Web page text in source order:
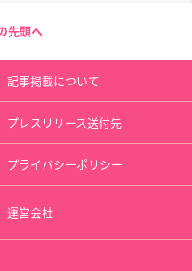
先頭へ
記事掲載について
プレスリリース送付先
プライバシーポリシー
運営会社